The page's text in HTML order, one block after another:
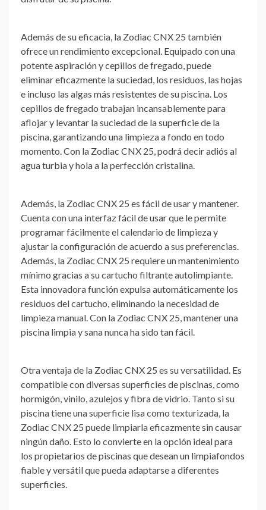
Además de su eficacia, la Zodiac CNX 25 también
ofrece un rendimiento excepcional. Equipado con una
potente aspiración y cepillos de fregado, puede
eliminar eficazmente la suciedad, los residuos, las hojas
e incluso las algas más resistentes de su piscina. Los
cepillos de fregado trabajan incansablemente para
aflojar y levantar la suciedad de la superficie de la
piscina, garantizando una limpieza a fondo en todo
momento. Con la Zodiac CNX 25, podrá decir adiós al
agua turbia y hola a la perfección cristalina.
Además, la Zodiac CNX 25 es fácil de usar y mantener.
Cuenta con una interfaz fácil de usar que le permite
programar fácilmente el calendario de limpieza y
ajustar la configuración de acuerdo a sus preferencias.
Además, la Zodiac CNX 25 requiere un mantenimiento
mínimo gracias a su cartucho filtrante autolimpiante.
Esta innovadora función expulsa automáticamente los
residuos del cartucho, eliminando la necesidad de
limpieza manual. Con la Zodiac CNX 25, mantener una
piscina limpia y sana nunca ha sido tan fácil.
Otra ventaja de la Zodiac CNX 25 es su versatilidad. Es
compatible con diversas superficies de piscinas, como
hormigón, vinilo, azulejos y fibra de vidrio. Tanto si su
piscina tiene una superficie lisa como texturizada, la
Zodiac CNX 25 puede limpiarla eficazmente sin causar
ningún daño. Esto lo convierte en la opción ideal para
los propietarios de piscinas que desean un limpiafondos
fiable y versátil que pueda adaptarse a diferentes
superficies.